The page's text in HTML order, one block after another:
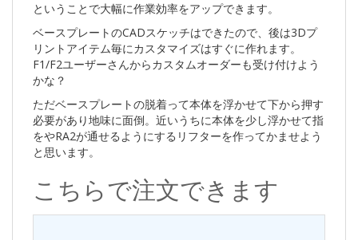
ということで大幅に作業効率をアップできます。
ベースプレートのCADスケッチはできたので、後は3Dプ
リントアイテム毎にカスタマイズはすぐに作れます。
F1/F2ユーザーさんからカスタムオーダーも受け付けよう
かな？
ただベースプレートの脱着って本体を浮かせて下から押す
必要があり地味に面倒。近いうちに本体を少し浮かせて指
をやRA2が通せるようにするリフターを作ってかませよう
と思います。
こちらで注文できます